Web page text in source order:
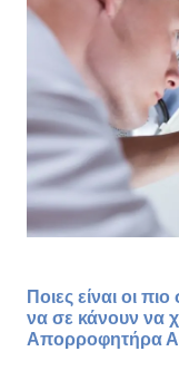
Ποιες είναι οι
να σε κάνουν να
Απορροφητήρα